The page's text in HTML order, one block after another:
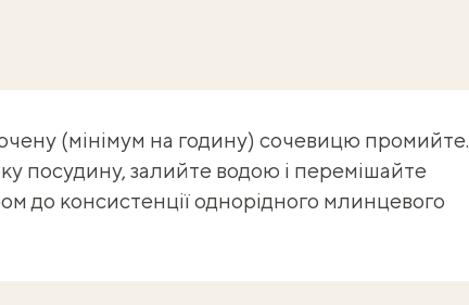
(мінімум на годину) сочевицю промийте.
посудину, залийте водою і перемішайте
до консистенції однорідного млинцевого